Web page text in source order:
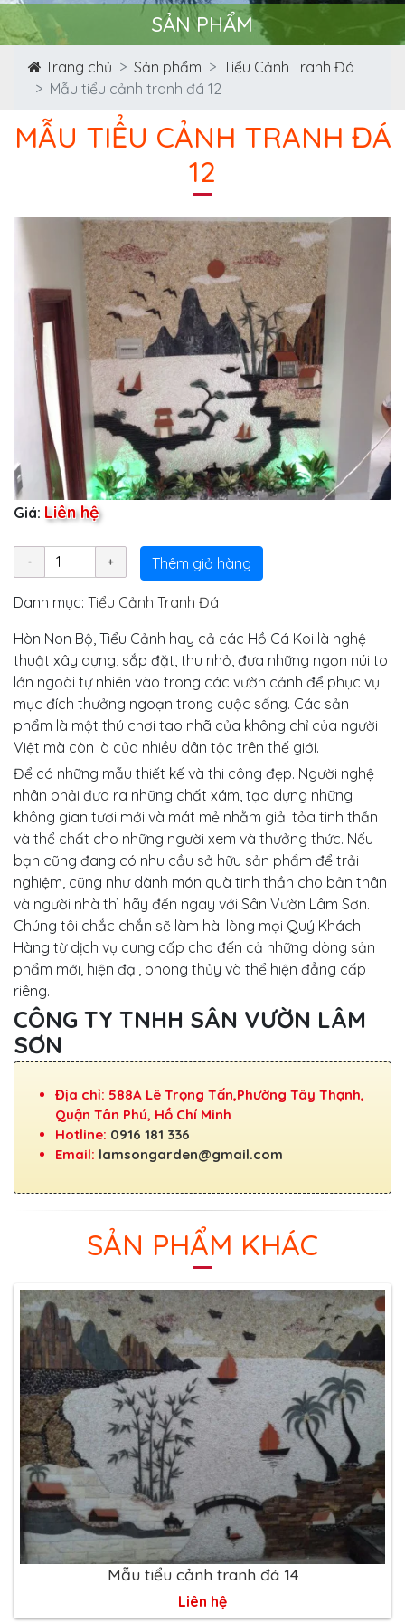
SẢN PHẨM
Trang chủ Sản phẩm
Tiểu Cảnh Tranh Đá
Mẫu tiểu cảnh tranh đá 12
MẪU TIỂU CẢNH TRANH ĐÁ
12
Giá: Liên hệ
Thêm giỏ hàng
Danh mục: Tiểu Cảnh Tranh Đá
Hòn Non Bộ, Tiểu Cảnh hay cả các Hồ Cá Koi là nghệ
thuật xây dựng, sắp đặt, thu nhỏ, đưa những ngọn núi to
lớn ngoài tự nhiên vào trong các vườn cảnh để phục vụ
mục đích thưởng ngoạn trong cuộc sống. Các sản
phẩm là một thú chơi tao nhã của không chỉ của người
Việt mà còn là của nhiều dân tộc trên thế giới.
Để có những mẫu thiết kế và thi công đẹp. Người nghệ
nhân phải đưa ra những chất xám, tạo dựng những
không gian tươi mới và mát mẻ nhằm giải tỏa tinh thần
và thể chất cho những người xem và thưởng thức. Nếu
bạn cũng đang có nhu cầu sở hữu sản phẩm để trải
nghiệm, cũng như dành món quà tinh thần cho bản thân
và người nhà thì hãy đến ngay với Sân Vườn Lâm Sơn.
Chúng tôi chắc chắn sẽ làm hài lòng mọi Quý Khách
Hàng từ dịch vụ cung cấp cho đến cả những dòng sản
phẩm mới, hiện đại, phong thủy và thể hiện đẳng cấp
riêng.
CÔNG TY TNHH SÂN VƯỜN LÂM
SƠN
Địa chỉ: 588A Lê Trọng Tấn,Phường Tây Thạnh,
Quận Tân Phú, Hồ Chí Minh
Hotline: 0916 181 336
Email: lamsongarden@gmail.com
SẢN PHẨM KHÁC
Mẫu tiểu cảnh tranh đá 14
Liên hệ